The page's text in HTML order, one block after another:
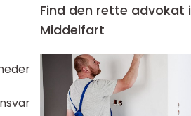
Find den rette advokat i
Middelfart